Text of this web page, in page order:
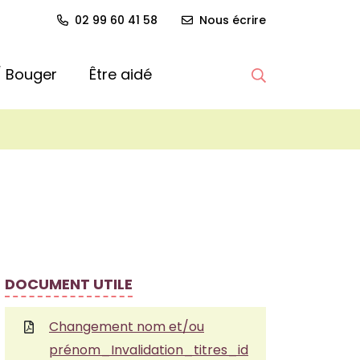
02 99 60 41 58 Nous écrire
Être aidé
DOCUMENT UTILE
Changement nom et/ou
prénom_Invalidation_titres_id